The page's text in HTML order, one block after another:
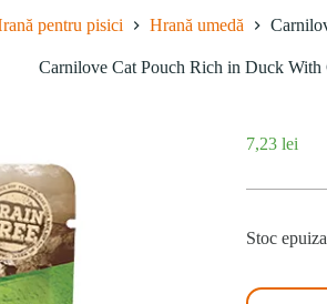
pentru pisici Hrană umedă
Carnilove Cat Pouch Rich in Duck With
7,23 lei
Stoc